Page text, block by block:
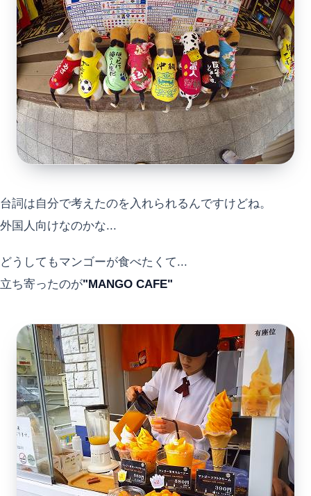
台詞は自分で考えたのを入れられるんですけどね。
外国人向けなのかな...
どうしてもマンゴーが食べたくて...
立ち寄ったのが"MANGO CAFE"